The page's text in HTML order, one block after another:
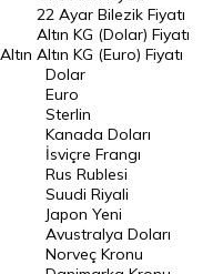
Dolar Kuru
Euro Kuru
Pound Kuru
Frank Kuru
Riyal Kuru
Avustralya Doları
Danimarka Kronu Kuru
Altın
22 Ayar Bilezik Fiyatı
Altın KG (Dolar) Fiyatı
Altın KG (Euro) Fiyatı
Dolar
Euro
Sterlin
Kanada Doları
İsviçre Frangı
Rus Rublesi
Suudi Riyali
Japon Yeni
Avustralya Doları
Norveç Kronu